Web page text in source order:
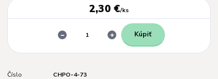
2,30 €/ks
Kúpiť
Číslo
CHPO-4-73